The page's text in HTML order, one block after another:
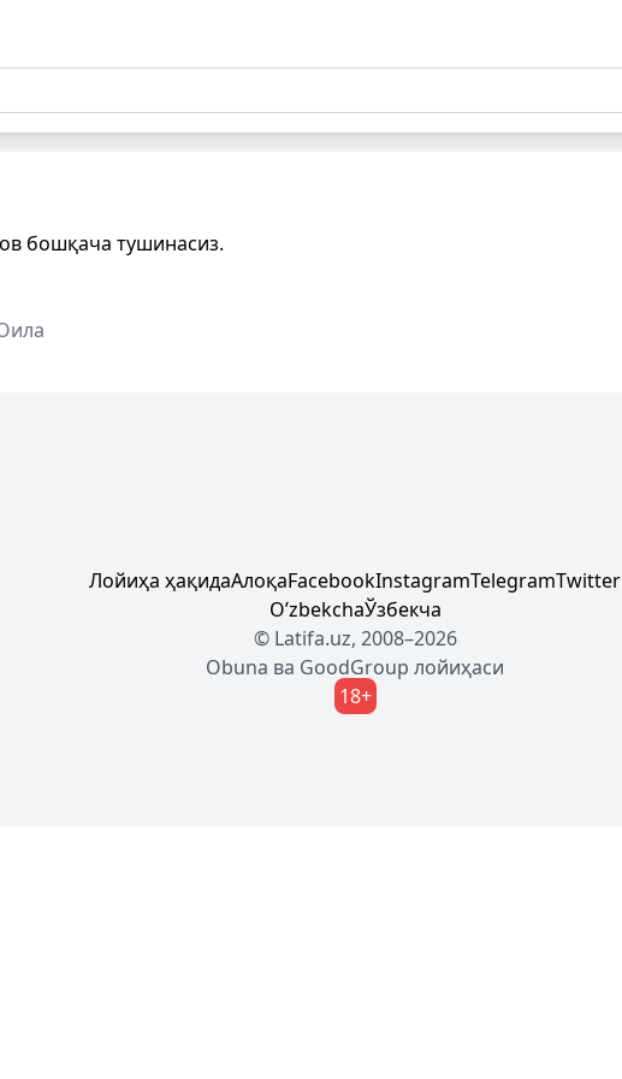
бошқача тушинасиз.
Лойиҳа ҳақидаАлоқаFacebookInstagramTelegramTwitter
OʼzbekchaЎзбекча
© Latifa.uz, 2008–2026
Obuna ва GoodGroup лойиҳаси
18+